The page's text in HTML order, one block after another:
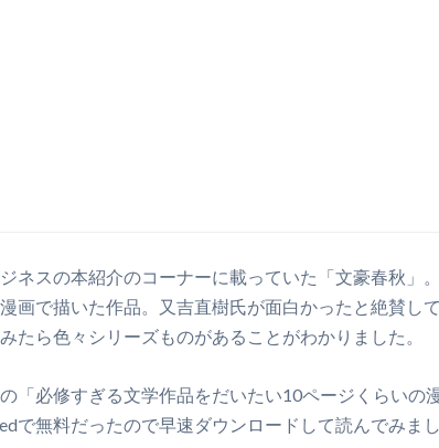
ネスの本紹介のコーナーに載っていた「文豪春秋」
画で描いた作品。又吉直樹氏が面白かったと絶賛し
たら色々シリーズものがあることがわかりました。
「必修すぎる文学作品をだいたい10ページくらいの
で無料だったので早速ダウンロードして読んでみまし